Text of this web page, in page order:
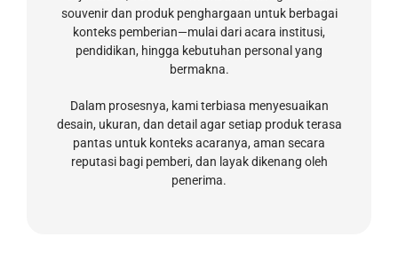
souvenir dan produk penghargaan untuk berbagai
konteks pemberian—mulai dari acara institusi,
pendidikan, hingga kebutuhan personal yang
bermakna.
Dalam prosesnya, kami terbiasa menyesuaikan
desain, ukuran, dan detail agar setiap produk terasa
pantas untuk konteks acaranya, aman secara
reputasi bagi pemberi, dan layak dikenang oleh
penerima.